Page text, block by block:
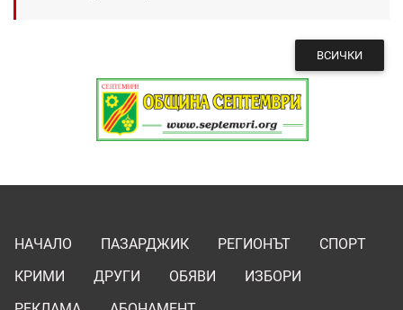
ВСИЧКИ
НАЧАЛО ПАЗАРДЖИК РЕГИОНЪТ
СПОРТ
КРИМИ
ДРУГИ ОБЯВИ
ИЗБОРИ